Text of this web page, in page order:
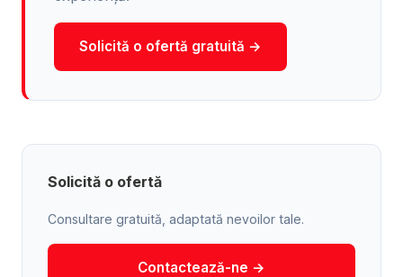
Solicită o ofertă gratuită →
Solicită o ofertă
Consultare gratuită, adaptată nevoilor tale.
Contactează-ne →